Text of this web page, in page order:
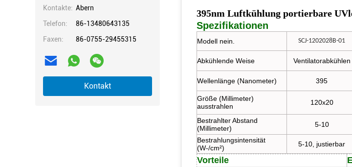
Kontakte: Abern
Telefon:
86-13480643135
Faxen:
86-0755-29455315
Kontakt
395nm Luftkühlung portierbare
Spezifikationen
Modell nein. SCJ-1202028B-01
Abkühlende Weise Ventilatorabkühlen
Wellenlänge (Nanometer) 395
Größe (Millimeter)
ausstrahlen
120x20
Bestrahlter Abstand
(Millimeter)
5-10
Bestrahlungsintensität
(W-/cm²)
5-10, justierbar
Vorteile